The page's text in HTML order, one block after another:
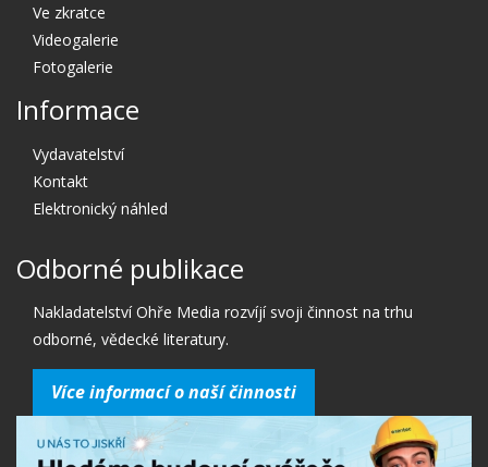
Ve zkratce
Videogalerie
Fotogalerie
Informace
Vydavatelství
Kontakt
Elektronický náhled
Odborné publikace
Nakladatelství Ohře Media rozvíjí svoji činnost na trhu
odborné, vědecké literatury.
Více informací o naší činnosti